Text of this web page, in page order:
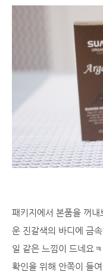
패키지에서 본품을 꺼
운 진갈색의 바디에 금
일 같은 느낌이 드네요
확인을 위해 안쪽이 들